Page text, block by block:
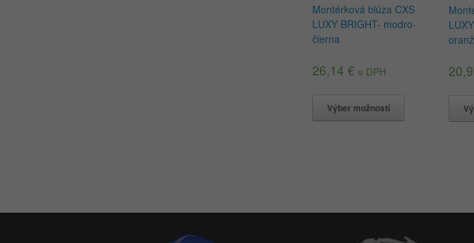
Montérková blúza CXS
LUXY BRIGHT- modro-
čierna
26,14€ s DPH
Výber možností